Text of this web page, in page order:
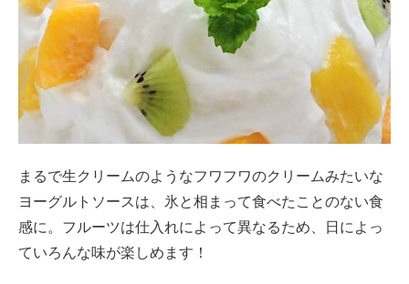
まるで生クリームのようなフワフワのクリームみたいな
ヨーグルトソースは、氷と相まって食べたことのない食
感に。フルーツは仕入れによって異なるため、日によっ
ていろんな味が楽しめます！